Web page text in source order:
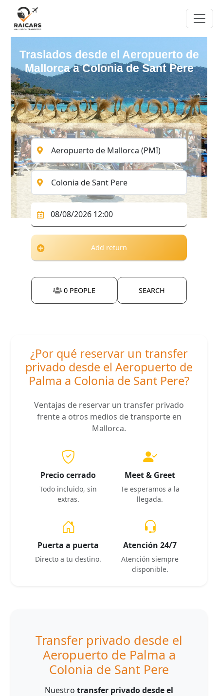
Traslados desde el Aeropuerto de
Mallorca a Colonia de Sant Pere
Add return
0PEOPLE SEARCH
¿Por qué reservar un transfer
privado desde el Aeropuerto de
Palma a Colonia de Sant Pere?
Ventajas de reservar un transfer privado
frente a otros medios de transporte en
Mallorca.
Precio cerrado
Todo incluido, sin
extras.
Meet & Greet
Te esperamos a la
llegada.
Puerta a puerta
Directo a tu destino.
Atención 24/7
Atención siempre
disponible.
Transfer privado desde el
Aeropuerto de Palma a
Colonia de Sant Pere
Nuestro transfer privado desde el